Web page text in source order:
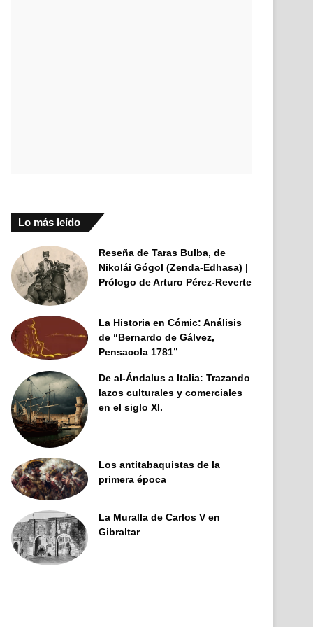
Lo más leído
Reseña de Taras Bulba, de
Nikolái Gógol (Zenda-Edhasa) |
Prólogo de Arturo Pérez-Reverte
La Historia en Cómic: Análisis
de “Bernardo de Gálvez,
Pensacola 1781”
De al-Ándalus a Italia: Trazando
lazos culturales y comerciales
en el siglo XI.
Los antitabaquistas de la
primera época
La Muralla de Carlos V en
Gibraltar